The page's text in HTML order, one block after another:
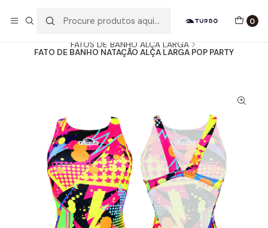
0
FATOS DE BANHO ALÇA LARGA
FATO DE BANHO NATAÇÃO ALÇA LARGA POP PARTY